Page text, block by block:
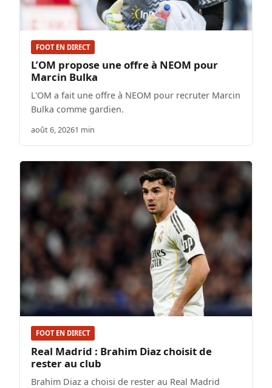
FOOT EN DIRECT
L’OM propose une offre à NEOM pour
Marcin Bulka
L'OM a fait une offre à NEOM pour recruter Marcin
Bulka comme gardien.
août 6, 20261 min
FOOT EN DIRECT
Real Madrid : Brahim Diaz choisit de
rester au club
Brahim Diaz a choisi de rester au Real Madrid